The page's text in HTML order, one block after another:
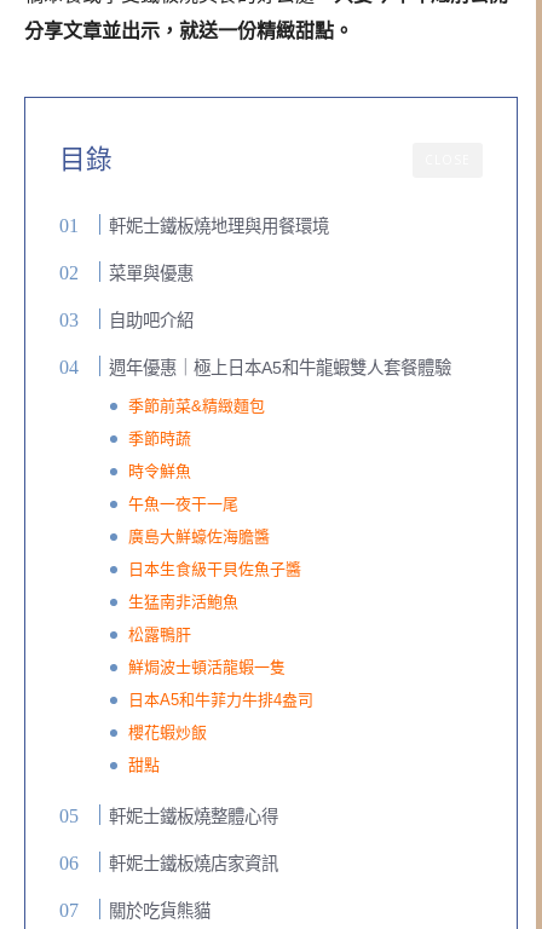
分享文章並出示，就送一份精緻甜點。
目錄
軒妮士鐵板燒地理與用餐環境
菜單與優惠
自助吧介紹
週年優惠｜極上日本A5和牛龍蝦雙人套餐體驗
季節前菜&精緻麵包
季節時蔬
時令鮮魚
午魚一夜干一尾
廣島大鮮蠔佐海膽醬
日本生食級干貝佐魚子醬
生猛南非活鮑魚
松露鴨肝
鮮焗波士頓活龍蝦一隻
日本A5和牛菲力牛排4盎司
櫻花蝦炒飯
甜點
軒妮士鐵板燒整體心得
軒妮士鐵板燒店家資訊
關於吃貨熊貓